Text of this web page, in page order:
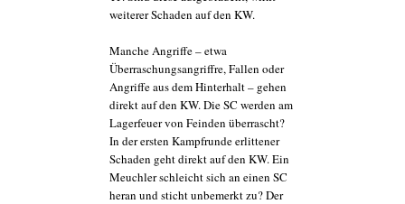
weiterer Schaden auf den KW.
Manche Angriffe – etwa
Überraschungsangriffre, Fallen oder
Angriffe aus dem Hinterhalt – gehen
direkt auf den KW. Die SC werden am
Lagerfeuer von Feinden überrascht?
In der ersten Kampfrunde erlittener
Schaden geht direkt auf den KW. Ein
Meuchler schleicht sich an einen SC
heran und sticht unbemerkt zu? Der